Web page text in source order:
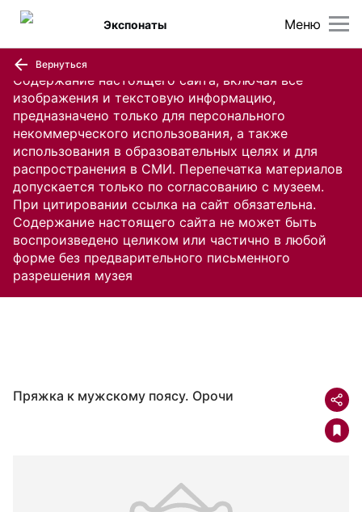
Содержание настоящего сайта, включая все
изображения и текстовую информацию,
предназначено только для персонального
некоммерческого использования, а также
использования в образовательных целях и для
распространения в СМИ. Перепечатка материалов
допускается только по согласованию с музеем.
При цитировании ссылка на сайт обязательна.
Содержание настоящего сайта не может быть
воспроизведено целиком или частично в любой
форме без предварительного письменного
разрешения музея
Меню
Экспонаты
Вернуться
Пряжка к мужскому поясу. Орочи